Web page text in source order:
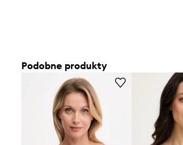
Podobne produkty